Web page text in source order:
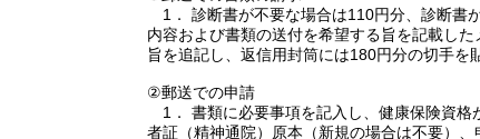
1． 診断書が不要な場合は110円分、診断書
内容および書類の送付を希望する旨を記載し
旨を追記し、返信用封筒には180円分の切手を
②郵送での申請
1． 書類に必要事項を記入し、健康保険資格
者証（精神通院）原本（新規の場合は不要）